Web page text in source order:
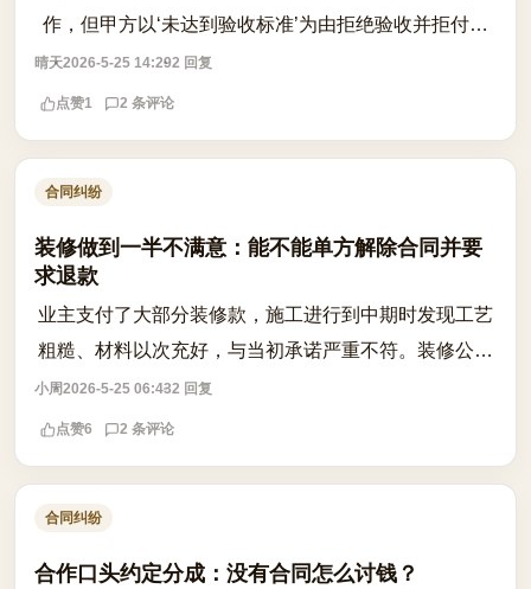
作，但甲方以‘未达到验收标准’为由拒绝验收并拒付尾
款，而乙方认为已按约定交付成果。问题根源往往在于
合同中验收标准模糊、缺乏量化指标或...
晴天2026-5-25 14:292 回复
点赞1 2 条评论
合同纠纷
装修做到一半不满意：能不能单方解除合同并要
求退款
业主支付了大部分装修款，施工进行到中期时发现工艺
粗糙、材料以次充好，与当初承诺严重不符。装修公司
以‘合同未履行完毕’为由拒绝退款，甚至要求继续施
工。此时业主是否可以单方解除合同？能...
小周2026-5-25 06:432 回复
点赞6 2 条评论
合同纠纷
合作口头约定分成：没有合同怎么讨钱？